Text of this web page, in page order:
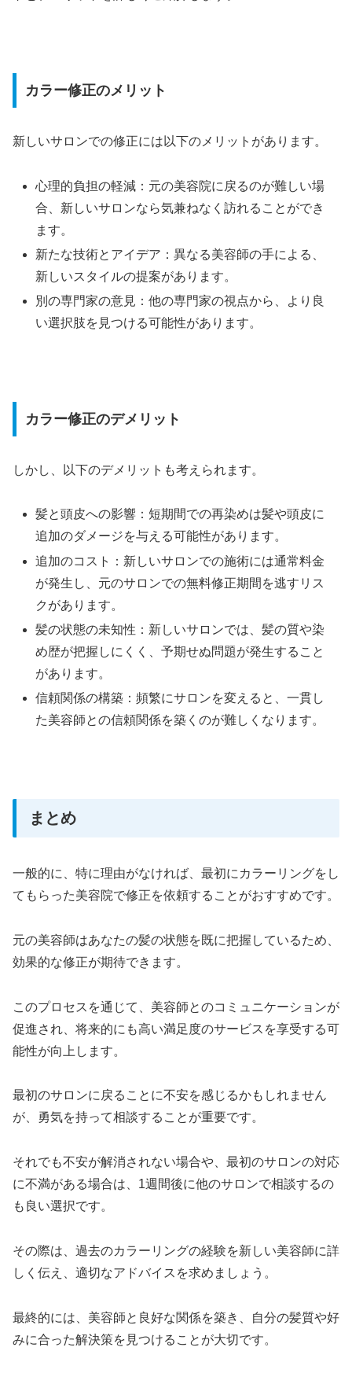
カラー修正のメリット
新しいサロンでの修正には以下のメリットがあります。
心理的負担の軽減：元の美容院に戻るのが難しい場
合、新しいサロンなら気兼ねなく訪れることができ
ます。
新たな技術とアイデア：異なる美容師の手による、
新しいスタイルの提案があります。
別の専門家の意見：他の専門家の視点から、より良
い選択肢を見つける可能性があります。
カラー修正のデメリット
しかし、以下のデメリットも考えられます。
髪と頭皮への影響：短期間での再染めは髪や頭皮に
追加のダメージを与える可能性があります。
追加のコスト：新しいサロンでの施術には通常料金
が発生し、元のサロンでの無料修正期間を逃すリス
クがあります。
髪の状態の未知性：新しいサロンでは、髪の質や染
め歴が把握しにくく、予期せぬ問題が発生すること
があります。
信頼関係の構築：頻繁にサロンを変えると、一貫し
た美容師との信頼関係を築くのが難しくなります。
まとめ
一般的に、特に理由がなければ、最初にカラーリングをし
てもらった美容院で修正を依頼することがおすすめです。
元の美容師はあなたの髪の状態を既に把握しているため、
効果的な修正が期待できます。
このプロセスを通じて、美容師とのコミュニケーションが
促進され、将来的にも高い満足度のサービスを享受する可
能性が向上します。
最初のサロンに戻ることに不安を感じるかもしれません
が、勇気を持って相談することが重要です。
それでも不安が解消されない場合や、最初のサロンの対応
に不満がある場合は、1週間後に他のサロンで相談するの
も良い選択です。
その際は、過去のカラーリングの経験を新しい美容師に詳
しく伝え、適切なアドバイスを求めましょう。
最終的には、美容師と良好な関係を築き、自分の髪質や好
みに合った解決策を見つけることが大切です。